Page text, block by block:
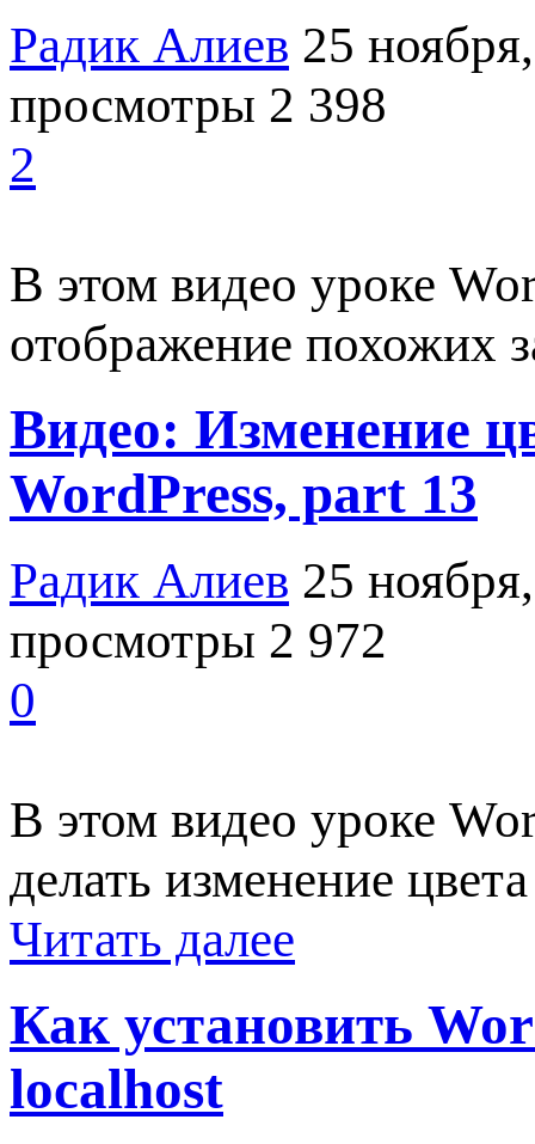
Радик Алиев 25
просмотры 2 398
2
В этом видео уроке
отображение похожих
Видео: Изменение
WordPress, part 13
Радик Алиев 25
просмотры 2 972
0
В этом видео уроке
делать изменение
Читать далее
Как установить
localhost